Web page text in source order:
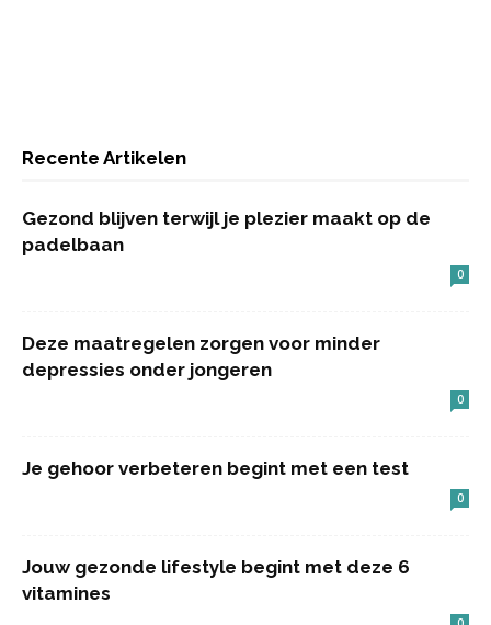
Recente Artikelen
Gezond blijven terwijl je plezier maakt op de
padelbaan
0
Deze maatregelen zorgen voor minder
depressies onder jongeren
0
Je gehoor verbeteren begint met een test
0
Jouw gezonde lifestyle begint met deze 6
vitamines